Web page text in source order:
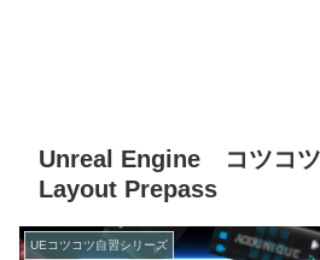
Unreal Engine コツコ
Layout Prepass
UEコツコツ自習シリーズ